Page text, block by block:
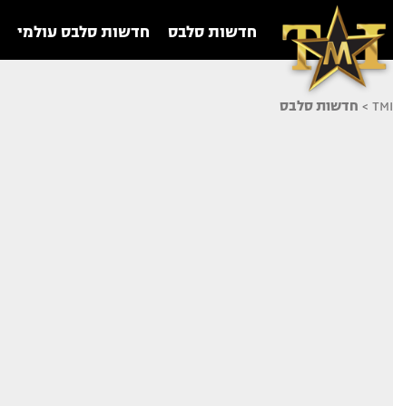
חדשות סלבס חדשות סלבס עולמי
TMI
> חדשות סלבס